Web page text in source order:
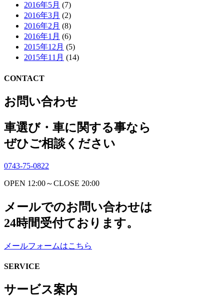
2016年5月 (7)
2016年3月 (2)
2016年2月 (8)
2016年1月 (6)
2015年12月 (5)
2015年11月 (14)
CONTACT
お問い合わせ
車選び・車に関する事なら
ぜひご相談ください
0743-75-0822
OPEN 12:00～CLOSE 20:00
メールでのお問い合わせは
24時間受付ております。
メールフォームはこちら
SERVICE
サービス案内